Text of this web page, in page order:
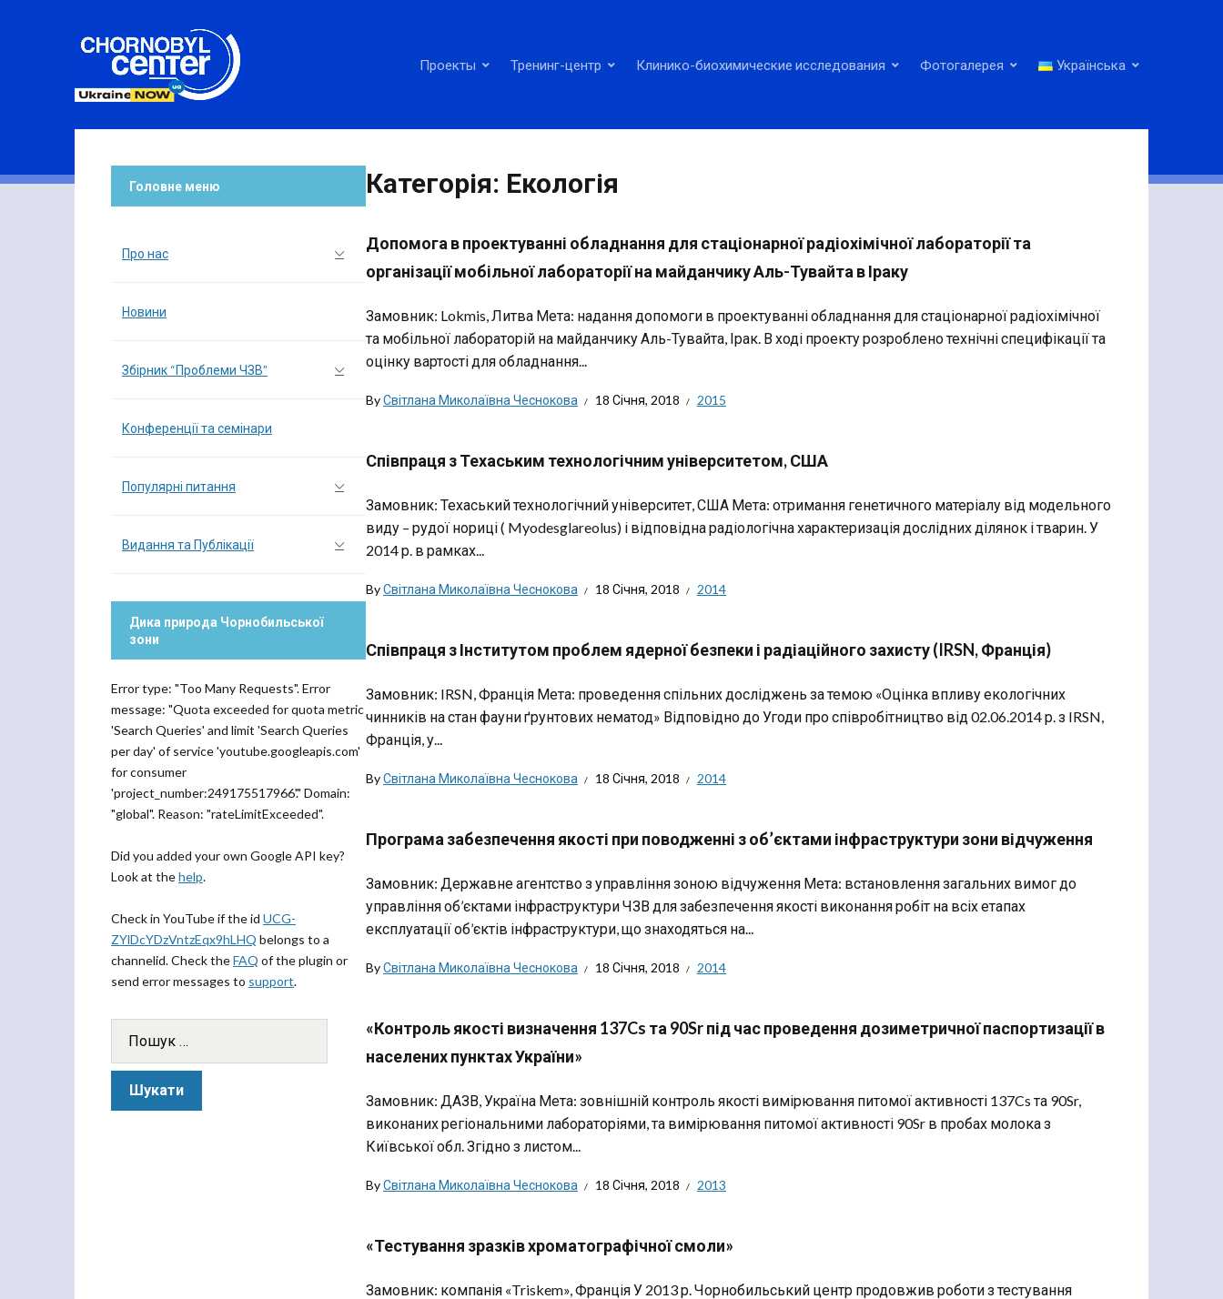
Проекты Тренинг-центр Клинико-биохимические исследования Фотогалерея Українська
Категорія: Екологія
Допомога в проектуванні обладнання для стаціонарної радіохімічної лабораторії та
організації мобільної лабораторії на майданчику Аль-Тувайта в Іраку
Замовник: Lokmis, Литва Мета: надання допомоги в проектуванні обладнання для стаціонарної радіохімічної
та мобільної лабораторій на майданчику Аль-Тувайта, Ірак. В ході проекту розроблено технічні специфікації та
оцінку вартості для обладнання...
ByСвітлана Миколаївна Чеснокова 18 Січня, 2018 2015
Співпраця з Техаським технологічним університетом, США
Замовник: Техаський технологічний університет, США Мета: отримання генетичного матеріалу від модельного
виду – рудої нориці ( Myodesglareolus) і відповідна радіологічна характеризація дослідних ділянок і тварин. У
2014 р. в рамках...
ByСвітлана Миколаївна Чеснокова 18 Січня, 2018 2014
Співпраця з Інститутом проблем ядерної безпеки і радіаційного захисту (IRSN, Франція)
Замовник: IRSN, Франція Мета: проведення спільних досліджень за темою «Оцінка впливу екологічних
чинників на стан фауни ґрунтових нематод» Відповідно до Угоди про співробітництво від 02.06.2014 р. з IRSN,
Франція, у...
ByСвітлана Миколаївна Чеснокова 18 Січня, 2018 2014
Програма забезпечення якості при поводженні з об’єктами інфраструктури зони відчуження
Замовник: Державне агентство з управління зоною відчуження Мета: встановлення загальних вимог до
управління об’єктами інфраструктури ЧЗВ для забезпечення якості виконання робіт на всіх етапах
експлуатації об’єктів інфраструктури, що знаходяться на...
ByСвітлана Миколаївна Чеснокова 18 Січня, 2018 2014
«Контроль якості визначення 137Cs та 90Sr під час проведення дозиметричної паспортизації в
населених пунктах України»
Замовник: ДАЗВ, Україна Мета: зовнішній контроль якості вимірювання питомої активності 137Cs та 90Sr,
виконаних регіональними лабораторіями, та вимірювання питомої активності 90Sr в пробах молока з
Київської обл. Згідно з листом...
ByСвітлана Миколаївна Чеснокова 18 Січня, 2018 2013
«Тестування зразків хроматографічної смоли»
Замовник: компанія «Triskem», Франція У 2013 р. Чорнобильський центр продовжив роботи з тестування
Головне меню
Про нас
Новини
Збірник “Проблеми ЧЗВ”
Конференції та семінари
Популярні питання
Видання та Публікації
Дика природа Чорнобильської
зони
Error type: "Too Many Requests". Error
message: "Quota exceeded for quota metric
'Search Queries' and limit 'Search Queries
per day' of service 'youtube.googleapis.com'
for consumer
'project_number:249175517966'." Domain:
"global". Reason: "rateLimitExceeded".
Did you added your own Google API key?
Look at thehelp.
Check in YouTube if the id UCG-
ZYlDcYDzVntzEqx9hLHQ belongs to a
channelid. Check theFAQ of the plugin or
send error messages to support.